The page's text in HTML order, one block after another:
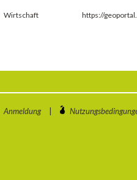
Wirtschaft https://
Anmeldung